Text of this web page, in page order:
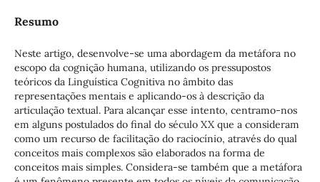
Resumo
Neste artigo, desenvolve-se uma abordagem da metáfora no
escopo da cognição humana, utilizando os pressupostos
teóricos da Linguística Cognitiva no âmbito das
representações mentais e aplicando-os à descrição da
articulação textual. Para alcançar esse intento, centramo-nos
em alguns postulados do final do século XX que a consideram
como um recurso de facilitação do raciocínio, através do qual
conceitos mais complexos são elaborados na forma de
conceitos mais simples. Considera-se também que a metáfora